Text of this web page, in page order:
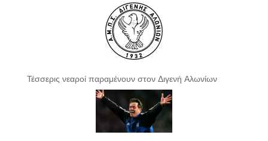
Τέσσερις νεαροί παραμένουν στον Διγενή Αλωνίων